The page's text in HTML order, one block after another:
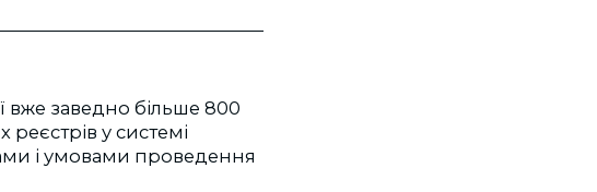
вже заведно більше 800
реєстрів у системі
і умовами проведення